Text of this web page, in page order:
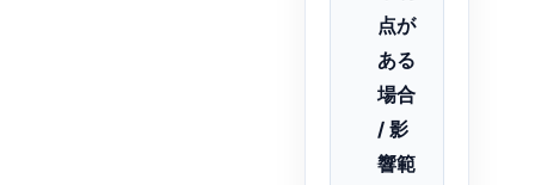
点が
ある
場合
/ 影
響範